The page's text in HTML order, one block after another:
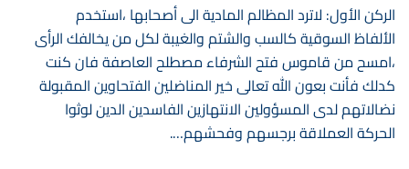
الركن الأول: لاترد المظالم المادية الى أصحابها ،استخدم
الألفاظ السوقية كالسب والشتم والغيبة لكل من يخالفك الرأى
،امسح من قاموس فتح الشرفاء مصطلح العاصفة فان كنت
كدلك فأنت بعون الله تعالى خير المناضلين الفتحاوين المقبولة
نضالاتهم لدى المسؤولين الانتهازين الفاسدين الدين لوثوا
الحركة العملاقة برجسهم وفحشهم….